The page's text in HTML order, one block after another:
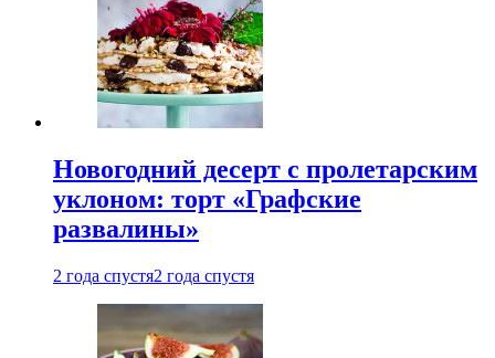
Новогодний десерт с пролетарским
уклоном: торт «Графские
развалины»
2 года спустя2 года спустя